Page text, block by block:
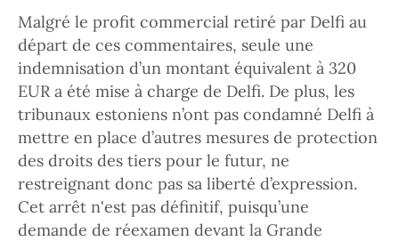
Malgré le profit commercial retiré par Delfi au
départ de ces commentaires, seule une
indemnisation d’un montant équivalent à 320
EUR a été mise à charge de Delfi. De plus, les
tribunaux estoniens n’ont pas condamné Delfi à
mettre en place d’autres mesures de protection
des droits des tiers pour le futur, ne
restreignant donc pas sa liberté d’expression.
Cet arrêt n'est pas définitif, puisqu’une
demande de réexamen devant la Grande